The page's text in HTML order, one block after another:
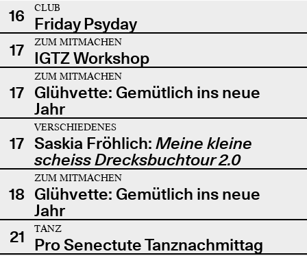
16
CLUB
Friday Psyday
17
ZUM MITMACHEN
IGTZ Workshop
17
ZUM MITMACHEN
Glühvette: Gemütlich ins neue
Jahr
17
VERSCHIEDENES
Saskia Fröhlich: Meine kleine
scheiss Drecksbuchtour 2.0
18
ZUM MITMACHEN
Glühvette: Gemütlich ins neue
Jahr
21
TANZ
Pro Senectute Tanznachmittag